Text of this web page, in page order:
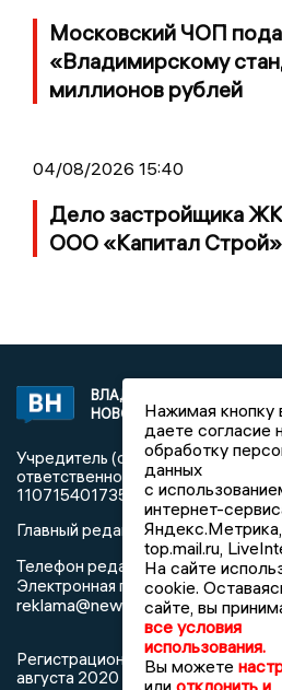
Московский ЧОП
«Владимирскому
миллионов рублей
04/08/2026 15:40
Дело застройщика
ООО «Капитал
ВЛАДИМИРСКИЕ
НОВОСТИ
2017 ©
Учредитель (соучредители):
ответственностью
1107154017354)
Главный редактор: Мазов С. А.
Телефон редакции:8 (4922)
Электронная почта редакции:
reklama@newsvladimir.ru
Регистрационный номер: серия
августа 2020 г. согласно выписке
Нажимая кнопку
даете согласие
обработку
данных
с
интернет-
Яндекс.Метрика,
top.mail.ru,
На сайте
cookie.
сайте, вы
все условия
использования.
Вы можете
или отклонить и